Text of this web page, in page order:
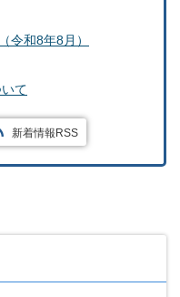
和8年8月）
て
新着情報RSS